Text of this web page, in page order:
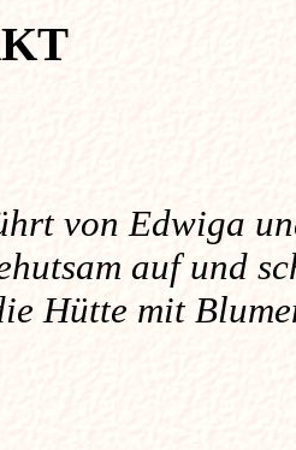
von Edwiga
auf und
Hütte mit